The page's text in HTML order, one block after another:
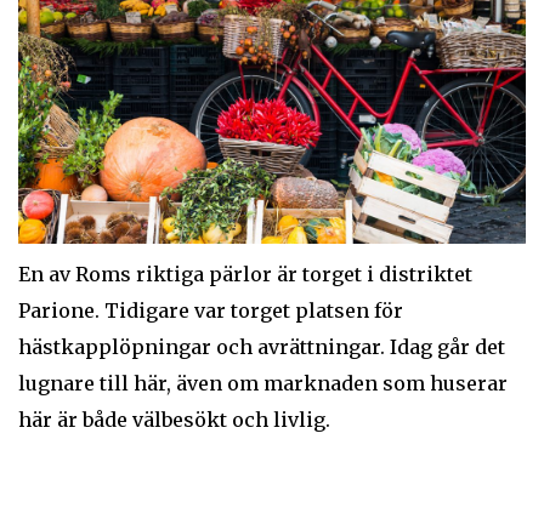
En av Roms riktiga pärlor är torget i distriktet
Parione. Tidigare var torget platsen för
hästkapplöpningar och avrättningar. Idag går det
lugnare till här, även om marknaden som huserar
här är både välbesökt och livlig.